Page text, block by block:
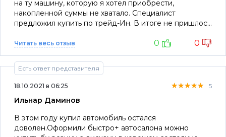
на ту машину, которую я хотел приобрести,
накопленной суммы не хватало. Специалист
предложил купить по трейд-Ин. В итоге не пришлось
накопленной суммы.
Читать весь отзыв 0 0
Есть ответ представителя
18.10.2021 в 06:25 ★★★★★
★★★★★
★★★★★ 5
Ильнар Даминов
В этом году купил автомобиль остался
доволен.Оформили быстро+ автосалона можно